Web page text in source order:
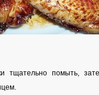
тщательно помыть,